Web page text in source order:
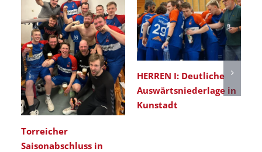
Torreicher
Saisonabschluss in
HERREN I: Deutliche
Auswärtsniederlage in
Kunstadt